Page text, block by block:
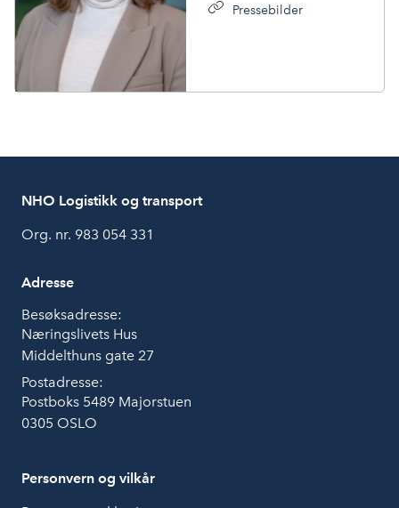
Pressebilder
NHO Logistikk og transport
Org. nr. 983 054 331
Adresse
Besøksadresse:
Næringslivets Hus
Middelthuns gate 27
Postadresse:
Postboks 5489 Majorstuen
0305 OSLO
Personvern og vilkår